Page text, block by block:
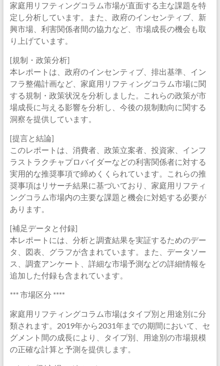
家庭用リフティングコラム市場が直面する主な課題を特
定し分析しています。また、政府のインセンティブ、新
興市場、利害関係者間の協力など、市場成長の機会も取
り上げています。
[規制・政策分析]
本レポートは、政府のインセンティブ、排出基準、イン
フラ整備計画など、家庭用リフティングコラム市場に関
する規制・政策状況を分析しました。これらの政策が市
場成長に与える影響を分析し、今後の規制動向に関する
洞察を提供しています。
[提言と結論]
このレポートは、消費者、政策立案者、投資家、インフ
ラストラクチャプロバイダーなどの利害関係者に対する
実用的な推奨事項で締めくくられています。これらの推
奨事項はリサーチ結果に基づいており、家庭用リフティ
ングコラム市場内の主要な課題と機会に対処する必要が
あります。
[補足データと付録]
本レポートには、分析と調査結果を実証するためのデー
タ、図表、グラフが含まれています。また、データソー
ス、調査アンケート、詳細な市場予測などの詳細情報を
追加した付録も含まれています。
*** 市場区分 ****
家庭用リフティングコラム市場はタイプ別と用途別に分
類されます。2019年から2031年までの期間において、セ
グメント間の成長により、タイプ別、用途別の市場規模
の正確な計算と予測を提供します。